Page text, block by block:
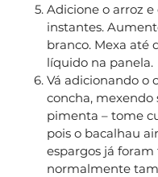
Adicione o arroz
instantes.
branco. Mexa até
líquido na panela.
Vá adicionando o
concha, mexendo
pimenta – tome
pois o bacalhau
espargos já
normalmente